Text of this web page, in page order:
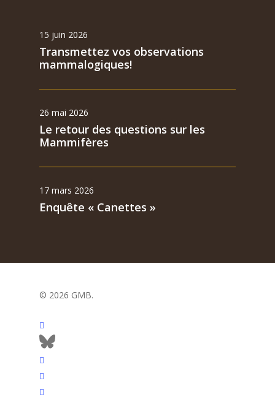
15 juin 2026
Transmettez vos observations
mammalogiques!
26 mai 2026
Le retour des questions sur les
Mammifères
17 mars 2026
Enquête « Canettes »
© 2026 GMB.
facebook
bluesky
vimeo
RSS
flickr